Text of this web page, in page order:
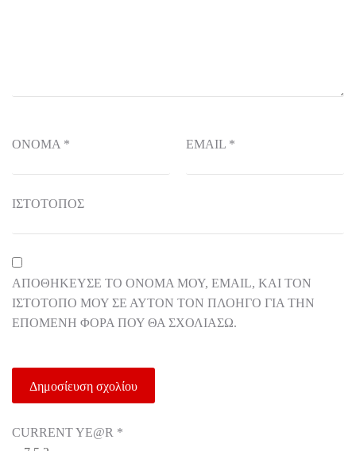
ΌΝΟΜΑ * EMAIL *
ΙΣΤΌΤΟΠΟΣ
ΑΠΟΘΉΚΕΥΣΕ ΤΟ ΌΝΟΜΆ ΜΟΥ, EMAIL, ΚΑΙ ΤΟΝ
ΙΣΤΌΤΟΠΟ ΜΟΥ ΣΕ ΑΥΤΌΝ ΤΟΝ ΠΛΟΗΓΌ ΓΙΑ ΤΗΝ
ΕΠΌΜΕΝΗ ΦΟΡΆ ΠΟΥ ΘΑ ΣΧΟΛΙΆΣΩ.
CURRENT YE@R *